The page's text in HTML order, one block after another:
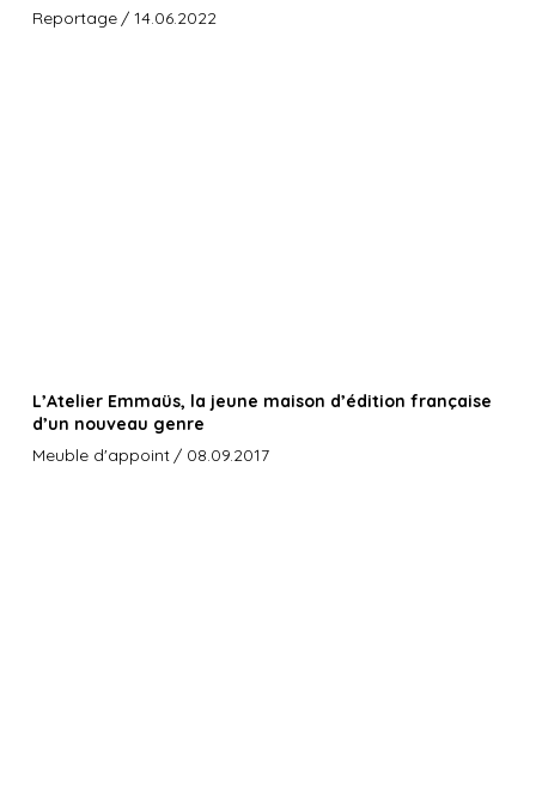
Reportage / 14.06.2022
L’Atelier Emmaüs, la jeune maison d’édition française
d’un nouveau genre
Meuble d'appoint / 08.09.2017